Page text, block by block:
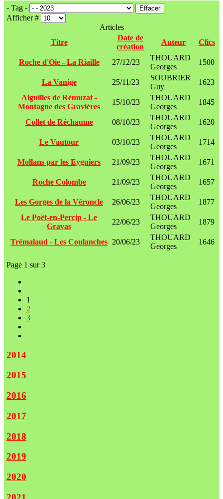
- Tag -
Effacer
Afficher #
Articles
Titre
Date de
création
Auteur Clics
Roche d'Oie - La Riaille 27/12/23
THOUARD
Georges
1500
La Vanige 25/11/23
SOUBRIER
Guy
1623
Aiguilles de Rémuzat -
Montagne des Gravières
15/10/23
THOUARD
Georges
1845
Collet de Réchaume 08/10/23
THOUARD
Georges
1620
Le Vautour 03/10/23
THOUARD
Georges
1714
Mollans par les Eyguiers 21/09/23
THOUARD
Georges
1671
Roche Colombe 21/09/23
THOUARD
Georges
1657
Les Gorges de la Véroncle 26/06/23
THOUARD
Georges
1877
Le Poët-en-Percip - Le
Gravas
22/06/23
THOUARD
Georges
1879
Trémalaud - Les Coulanches 20/06/23
THOUARD
Georges
1646
Page 1 sur 3
1
2
3
2014
2015
2016
2017
2018
2019
2020